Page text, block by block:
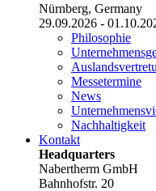
Nürnberg, Germany
29.09.2026 -
Philosophie
Messetermine
News
Nachhaltigkeit
Kontakt
Headquarters
Nabertherm GmbH
Bahnhofstr. 20